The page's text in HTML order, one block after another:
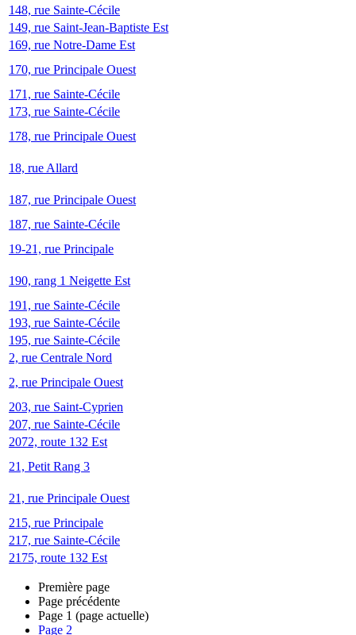
148, rue Sainte-Cécile
149, rue Saint-Jean-Baptiste Est
169, rue Notre-Dame Est
170, rue Principale Ouest
171, rue Sainte-Cécile
173, rue Sainte-Cécile
178, rue Principale Ouest
18, rue Allard
187, rue Principale Ouest
187, rue Sainte-Cécile
19-21, rue Principale
190, rang 1 Neigette Est
191, rue Sainte-Cécile
193, rue Sainte-Cécile
195, rue Sainte-Cécile
2, rue Centrale Nord
2, rue Principale Ouest
203, rue Saint-Cyprien
207, rue Sainte-Cécile
2072, route 132 Est
21, Petit Rang 3
21, rue Principale Ouest
215, rue Principale
217, rue Sainte-Cécile
2175, route 132 Est
Première page
Page précédente
Page 1 (page actuelle)
Page 2